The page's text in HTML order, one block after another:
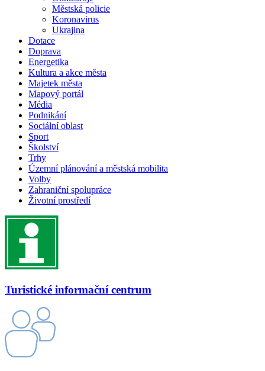
Městská policie
Koronavirus
Ukrajina
Dotace
Doprava
Energetika
Kultura a akce města
Majetek města
Mapový portál
Média
Podnikání
Sociální oblast
Sport
Školství
Trhy
Územní plánování a městská mobilita
Volby
Zahraniční spolupráce
Životní prostředí
Turistické informační centrum